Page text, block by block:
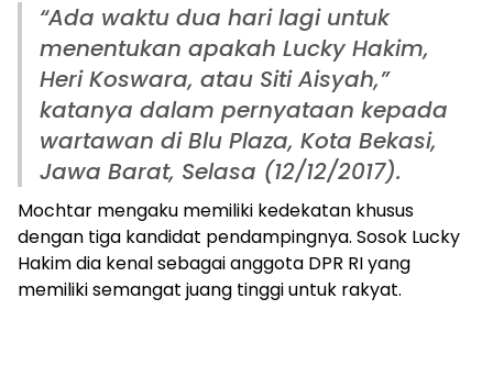
“Ada waktu dua hari lagi untuk
menentukan apakah Lucky Hakim,
Heri Koswara, atau Siti Aisyah,”
katanya dalam pernyataan kepada
wartawan di Blu Plaza, Kota Bekasi,
Jawa Barat, Selasa (12/12/2017).
Mochtar mengaku memiliki kedekatan khusus
dengan tiga kandidat pendampingnya. Sosok Lucky
Hakim dia kenal sebagai anggota DPR RI yang
memiliki semangat juang tinggi untuk rakyat.